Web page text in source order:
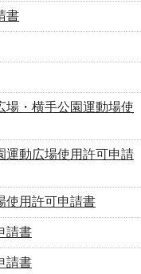
書
場・横手公園運動場使
運動広場使用許可申請
使用許可申請書
請書
請書